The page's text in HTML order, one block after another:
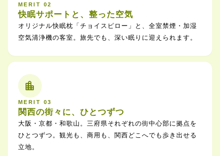
MERIT 02
快眠サポートと、整った空気
オリジナル快眠枕「チョイスピロー」と、全室禁煙・加湿
空気清浄機の客室。旅先でも、深い眠りに迎えられます。
location_city
MERIT 03
関西の街々に、ひとつずつ
大阪・京都・和歌山。三府県それぞれの街中心部に拠点を
ひとつずつ。観光も、商用も、関西どこへでも歩き出せる
立地。